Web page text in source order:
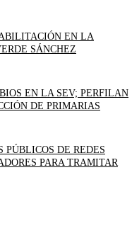
EN LA
SÁNCHEZ
EN LA SEV; PERFILAN
DE PRIMARIAS
PÚBLICOS DE REDES
PARA TRAMITAR